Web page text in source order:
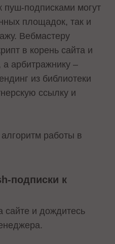
пуш-подписками могут
площадок, так и
Вебмастеру
в корень сайта и
а арбитражнику –
из библиотеки
ссылку и
работы в
подписки к
сайте и дождитесь